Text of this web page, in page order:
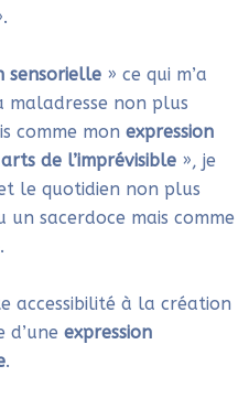
sensorielle » ce qui m’a
maladresse non plus
comme monexpression
arts de l’imprévisible », je
le quotidien non plus
sacerdoce mais comme
accessibilité à la création
d’uneexpression
.